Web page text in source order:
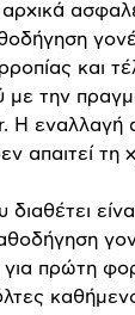
και
με την
Η εναλλαγή
απαιτεί
διαθέτει
πρώτη